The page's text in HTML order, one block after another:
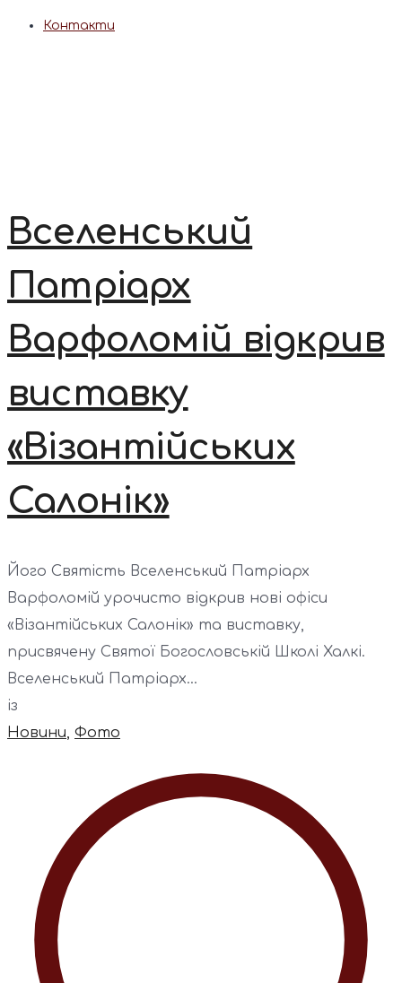
Контакти
Вселенський
Патріарх
Варфоломій відкрив
виставку
«Візантійських
Салонік»
Його Святість Вселенський Патріарх
Варфоломій урочисто відкрив нові офіси
«Візантійських Салонік» та виставку,
присвячену Святої Богословській Школі Халкі.
Вселенський Патріарх...
із
Новини, Фото